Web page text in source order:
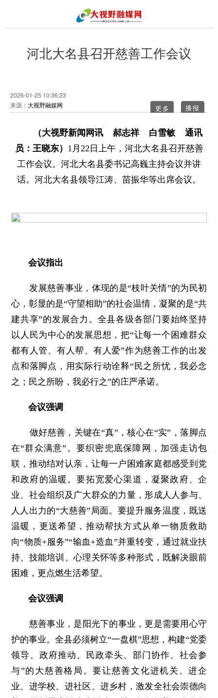
河北大名县召开慈善工作会议
2026-01-25 10:36:23
来源： 大视野融媒网 更多
（大视野新闻网讯 郝志祥 白雪敏 通讯
员：王晓东） 1月22日上午，河北大名县召开慈善
工作会议。河北大名县委书记高巍主持会议并讲
话。河北大名县领导江涛、苗振华等出席会议。
会议指出
发展慈善事业，体现的是“枝叶关情”的为民初
心，彰显的是“守望相助”的社会温情，凝聚的是“共
建共享”的发展合力。全县各级各部门要始终坚持
以人民为中心的发展思想，把“让每一个困难群众
都有人管、有人帮、有人爱”作为慈善工作的出发
点和落脚点，用实际行动诠释“民之所忧，我必念
之；民之所盼，我必行之”的庄严承诺。
会议强调
做好慈善，关键在“真”，核心在“实”，落脚点
在“群众满意”。要织密兜底保障网，加强走访包
联，推动结对认亲，让每一户困难家庭都感受到党
和政府的温暖。要拓宽爱心渠道，凝聚政府、企
业、社会组织及广大群众的力量，形成人人参与、
人人出力的“大慈善”局面。要提升服务温度，既送
温暖，更送希望，推动帮扶方式从单一物质救助
向“物质+服务”“输血+造血”并重转变，通过就业扶
持、技能培训、心理关怀等多种形式，既解决眼前
困难，更点燃生活希望。
会议强调
慈善事业，是阳光下的事业，更是需要用心守
护的事业。全县必须树立“一盘棋”思想，构建“党委
领导、政府推动、民政牵头、部门协作、社会参
与”的大慈善格局。要让慈善文化进机关、进企
业、进学校、进社区、进乡村，激发全社会崇德向